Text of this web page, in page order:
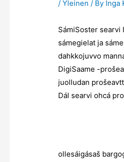
/Yleinen / By Inga
SámiSoster searvi
sámegielat ja
dahkkojuvvo
DigiSaame -
juolludan
Dál searvi ohcá
ollesáigásaš